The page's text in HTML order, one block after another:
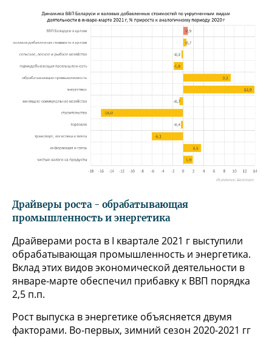
Драйверы роста - обрабатывающая
промышленность и энергетика
Драйверами роста в I квартале 2021 г выступили
обрабатывающая промышленность и энергетика.
Вклад этих видов экономической деятельности в
январе-марте обеспечил прибавку к ВВП порядка
2,5 п.п.
Рост выпуска в энергетике объясняется двумя
факторами. Во-первых, зимний сезон 2020-2021 гг